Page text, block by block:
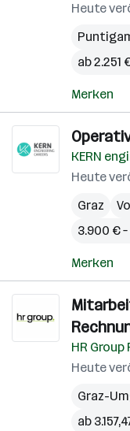
Heute
ab 2.251
Merken
KERN
Heute
Graz
3.900 €
Merken
HR
Heute
Graz-
ab